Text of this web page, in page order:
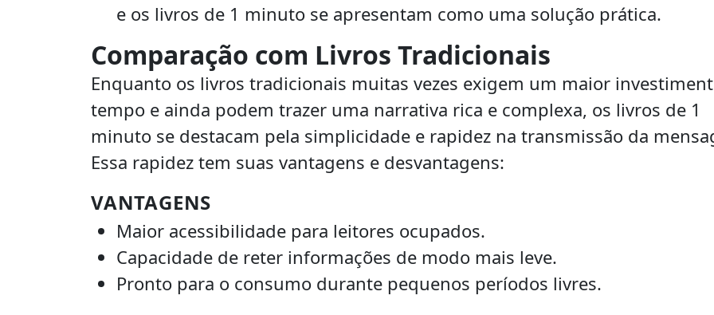
e os livros de 1 minuto se apresentam como uma solução prática.
Comparação com Livros Tradicionais
Enquanto os livros tradicionais muitas vezes exigem um maior
tempo e ainda podem trazer uma narrativa rica e complexa, os livros de 1
minuto se destacam pela simplicidade e rapidez na transmissão da
Essa rapidez tem suas vantagens e desvantagens:
VANTAGENS
Maior acessibilidade para leitores ocupados.
Capacidade de reter informações de modo mais leve.
Pronto para o consumo durante pequenos períodos livres.